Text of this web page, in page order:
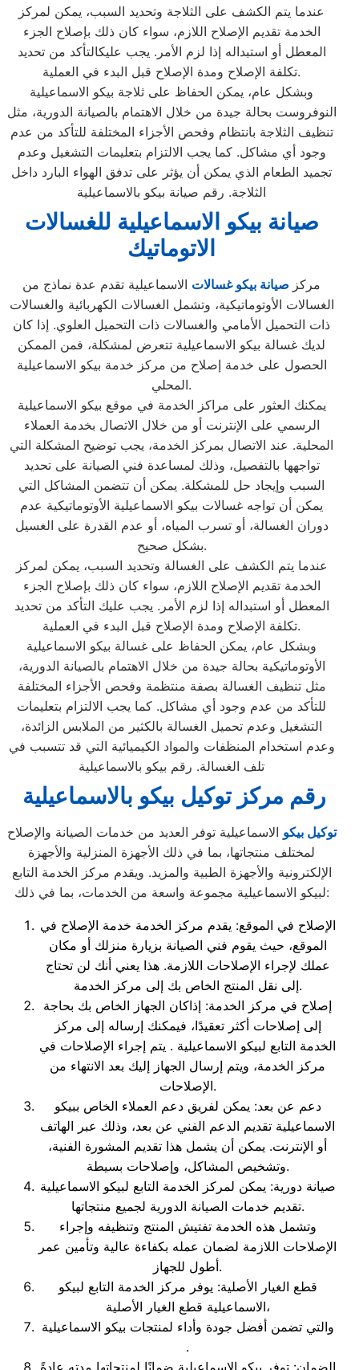
عندما يتم الكشف على الثلاجة وتحديد السبب، يمكن لمركز
الخدمة تقديم الإصلاح اللازم، سواء كان ذلك بإصلاح الجزء
المعطل أو استبداله إذا لزم الأمر. يجب عليكالتأكد من تحديد
تكلفة الإصلاح ومدة الإصلاح قبل البدء في العملية.
وبشكل عام، يمكن الحفاظ على ثلاجة بيكو الاسماعيلية
النوفروست بحالة جيدة من خلال الاهتمام بالصيانة الدورية، مثل
تنظيف الثلاجة بانتظام وفحص الأجزاء المختلفة للتأكد من عدم
وجود أي مشاكل. كما يجب الالتزام بتعليمات التشغيل وعدم
تجميد الطعام الذي يمكن أن يؤثر على تدفق الهواء البارد داخل
الثلاجة. رقم صيانة بيكو بالاسماعيلية
صيانة بيكو الاسماعيلية للغسالات
الاتوماتيك
مركز صيانة بيكو غسالات الاسماعيلية تقدم عدة نماذج من
الغسالات الأوتوماتيكية، وتشمل الغسالات الكهربائية والغسالات
ذات التحميل الأمامي والغسالات ذات التحميل العلوي. إذا كان
لديك غسالة بيكو الاسماعيلية تتعرض لمشكلة، فمن الممكن
الحصول على خدمة إصلاح من مركز خدمة بيكو الاسماعيلية
المحلي.
يمكنك العثور على مراكز الخدمة في موقع بيكو الاسماعيلية
الرسمي على الإنترنت أو من خلال الاتصال بخدمة العملاء
المحلية. عند الاتصال بمركز الخدمة، يجب توضيح المشكلة التي
تواجهها بالتفصيل، وذلك لمساعدة فني الصيانة على تحديد
السبب وإيجاد حل للمشكلة. يمكن أن تتضمن المشاكل التي
يمكن أن تواجه غسالات بيكو الاسماعيلية الأوتوماتيكية عدم
دوران الغسالة، أو تسرب المياه، أو عدم القدرة على الغسيل
بشكل صحيح.
عندما يتم الكشف على الغسالة وتحديد السبب، يمكن لمركز
الخدمة تقديم الإصلاح اللازم، سواء كان ذلك بإصلاح الجزء
المعطل أو استبداله إذا لزم الأمر. يجب عليك التأكد من تحديد
تكلفة الإصلاح ومدة الإصلاح قبل البدء في العملية.
وبشكل عام، يمكن الحفاظ على غسالة بيكو الاسماعيلية
الأوتوماتيكية بحالة جيدة من خلال الاهتمام بالصيانة الدورية،
مثل تنظيف الغسالة بصفة منتظمة وفحص الأجزاء المختلفة
للتأكد من عدم وجود أي مشاكل. كما يجب الالتزام بتعليمات
التشغيل وعدم تحميل الغسالة بالكثير من الملابس الزائدة،
وعدم استخدام المنظفات والمواد الكيميائية التي قد تتسبب في
تلف الغسالة. رقم بيكو بالاسماعيلية
رقم مركز توكيل بيكو بالاسماعيلية
توكيل بيكو الاسماعيلية توفر العديد من خدمات الصيانة والإصلاح
لمختلف منتجاتها، بما في ذلك الأجهزة المنزلية والأجهزة
الإلكترونية والأجهزة الطبية والمزيد. ويقدم مركز الخدمة التابع
لبيكو الاسماعيلية مجموعة واسعة من الخدمات، بما في ذلك:
الإصلاح في الموقع: يقدم مركز الخدمة خدمة الإصلاح في
الموقع، حيث يقوم فني الصيانة بزيارة منزلك أو مكان
عملك لإجراء الإصلاحات اللازمة. هذا يعني أنك لن تحتاج
إلى نقل المنتج الخاص بك إلى مركز الخدمة.
إصلاح في مركز الخدمة: إذاكان الجهاز الخاص بك بحاجة
إلى إصلاحات أكثر تعقيدًا، فيمكنك إرساله إلى مركز
الخدمة التابع لبيكو الاسماعيلية . يتم إجراء الإصلاحات في
مركز الخدمة، ويتم إرسال الجهاز إليك بعد الانتهاء من
الإصلاحات.
دعم عن بعد: يمكن لفريق دعم العملاء الخاص ببيكو
الاسماعيلية تقديم الدعم الفني عن بعد، وذلك عبر الهاتف
أو الإنترنت. يمكن أن يشمل هذا تقديم المشورة الفنية،
وتشخيص المشاكل، وإصلاحات بسيطة.
صيانة دورية: يمكن لمركز الخدمة التابع لبيكو الاسماعيلية
تقديم خدمات الصيانة الدورية لجميع منتجاتها.
وتشمل هذه الخدمة تفتيش المنتج وتنظيفه وإجراء
الإصلاحات اللازمة لضمان عمله بكفاءة عالية وتأمين عمر
أطول للجهاز.
قطع الغيار الأصلية: يوفر مركز الخدمة التابع لبيكو
الاسماعيلية قطع الغيار الأصلية،
والتي تضمن أفضل جودة وأداء لمنتجات بيكو الاسماعيلية
.
الضمان: توفر بيكو الاسماعيلية ضمانًا لمنتجاتها مدته عادةً